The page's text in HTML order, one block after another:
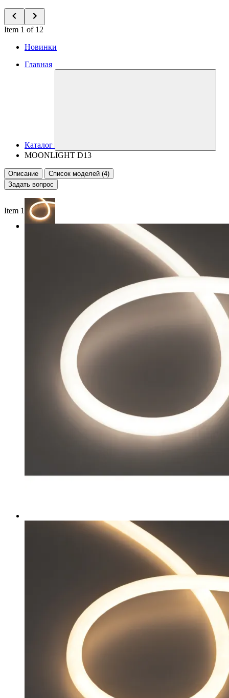
Item 1 of 12
Новинки
Главная
Каталог
MOONLIGHT D13
Описание
Список моделей (4)
Задать вопрос
Item 1 of 3